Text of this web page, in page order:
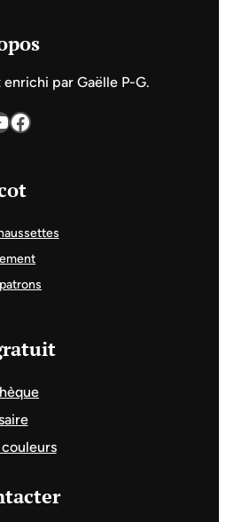
par Gaëlle P-G.
Facebook